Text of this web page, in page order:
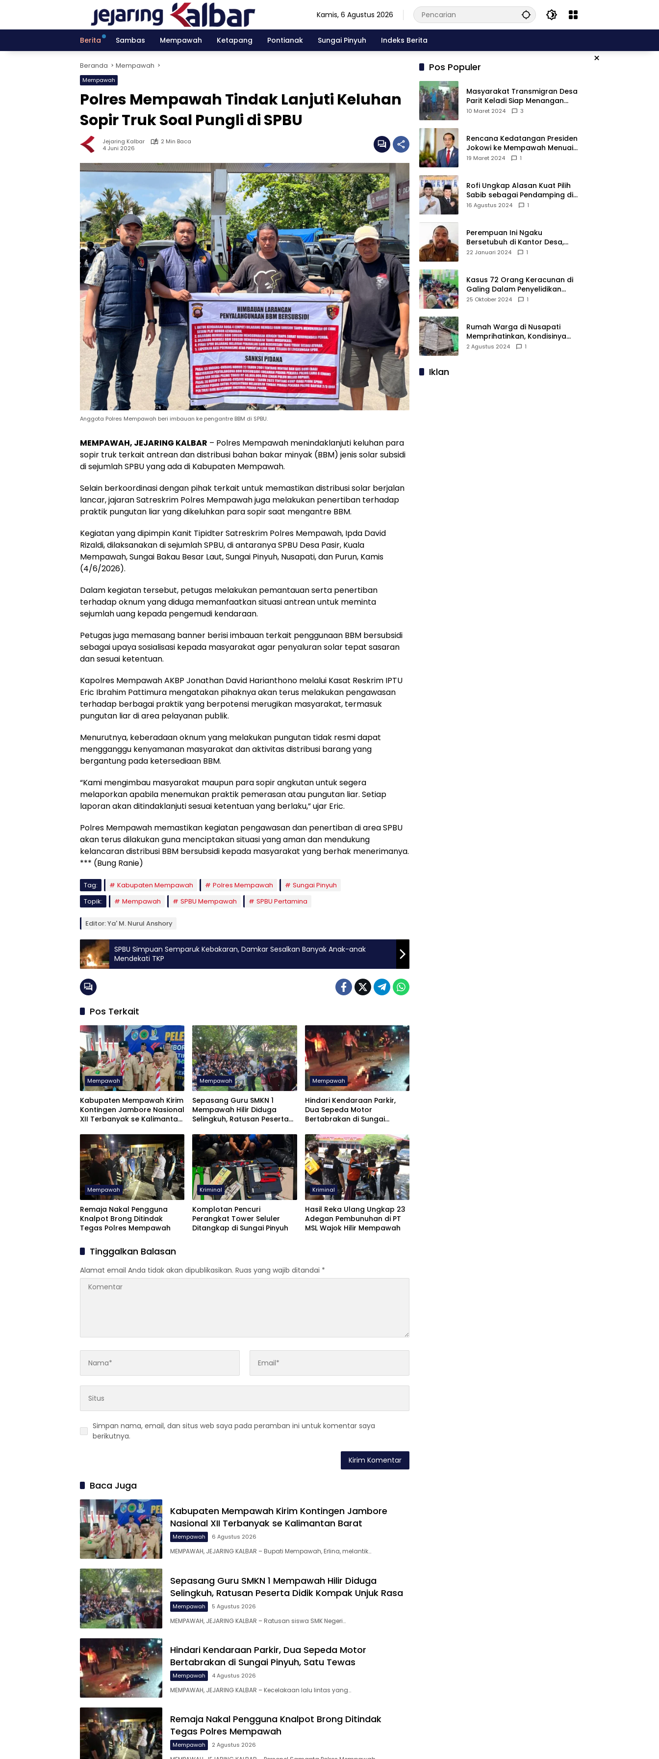
Kamis, 6 Agustus 2026
Berita Sambas Mempawah Ketapang Pontianak Sungai Pinyuh Indeks Berita
×
Beranda Mempawah
Mempawah
Polres Mempawah Tindak Lanjuti Keluhan
Sopir Truk Soal Pungli di SPBU
Jejaring Kalbar
2 Min Baca
4 Juni 2026
Anggota Polres Mempawah beri imbauan ke pengantre BBM di SPBU.
MEMPAWAH, JEJARING KALBAR – Polres Mempawah menindaklanjuti keluhan para
sopir truk terkait antrean dan distribusi bahan bakar minyak (BBM) jenis solar subsidi
di sejumlah SPBU yang ada di Kabupaten Mempawah.
Selain berkoordinasi dengan pihak terkait untuk memastikan distribusi solar berjalan
lancar, jajaran Satreskrim Polres Mempawah juga melakukan penertiban terhadap
praktik pungutan liar yang dikeluhkan para sopir saat mengantre BBM.
Kegiatan yang dipimpin Kanit Tipidter Satreskrim Polres Mempawah, Ipda David
Rizaldi, dilaksanakan di sejumlah SPBU, di antaranya SPBU Desa Pasir, Kuala
Mempawah, Sungai Bakau Besar Laut, Sungai Pinyuh, Nusapati, dan Purun, Kamis
(4/6/2026).
Dalam kegiatan tersebut, petugas melakukan pemantauan serta penertiban
terhadap oknum yang diduga memanfaatkan situasi antrean untuk meminta
sejumlah uang kepada pengemudi kendaraan.
Petugas juga memasang banner berisi imbauan terkait penggunaan BBM bersubsidi
sebagai upaya sosialisasi kepada masyarakat agar penyaluran solar tepat sasaran
dan sesuai ketentuan.
Kapolres Mempawah AKBP Jonathan David Harianthono melalui Kasat Reskrim IPTU
Eric Ibrahim Pattimura mengatakan pihaknya akan terus melakukan pengawasan
terhadap berbagai praktik yang berpotensi merugikan masyarakat, termasuk
pungutan liar di area pelayanan publik.
Menurutnya, keberadaan oknum yang melakukan pungutan tidak resmi dapat
mengganggu kenyamanan masyarakat dan aktivitas distribusi barang yang
bergantung pada ketersediaan BBM.
“Kami mengimbau masyarakat maupun para sopir angkutan untuk segera
melaporkan apabila menemukan praktik pemerasan atau pungutan liar. Setiap
laporan akan ditindaklanjuti sesuai ketentuan yang berlaku,” ujar Eric.
Polres Mempawah memastikan kegiatan pengawasan dan penertiban di area SPBU
akan terus dilakukan guna menciptakan situasi yang aman dan mendukung
kelancaran distribusi BBM bersubsidi kepada masyarakat yang berhak menerimanya.
*** (Bung Ranie)
Tag: Kabupaten Mempawah Polres Mempawah
Sungai Pinyuh
Topik:
Mempawah SPBU Mempawah SPBU Pertamina
Editor: Ya' M. Nurul Anshory
SPBU Simpuan Semparuk Kebakaran, Damkar Sesalkan Banyak Anak-anak
Mendekati TKP
Pos Terkait
Mempawah
Kabupaten Mempawah Kirim
Kontingen Jambore Nasional
XII Terbanyak se Kalimantan
Mempawah
Sepasang Guru SMKN 1
Mempawah Hilir Diduga
Selingkuh, Ratusan Peserta
Mempawah
Hindari Kendaraan Parkir,
Dua Sepeda Motor
Bertabrakan di Sungai
Mempawah
Remaja Nakal Pengguna
Knalpot Brong Ditindak
Tegas Polres Mempawah
Kriminal
Komplotan Pencuri
Perangkat Tower Seluler
Ditangkap di Sungai Pinyuh
Kriminal
Hasil Reka Ulang Ungkap 23
Adegan Pembunuhan di PT
MSL Wajok Hilir Mempawah
Tinggalkan Balasan
Alamat email Anda tidak akan dipublikasikan. Ruas yang wajib ditandai *
Simpan nama, email, dan situs web saya pada peramban ini untuk komentar saya
berikutnya.
Baca Juga
Kabupaten Mempawah Kirim Kontingen Jambore
Nasional XII Terbanyak se Kalimantan Barat
Mempawah 6 Agustus 2026
MEMPAWAH, JEJARING KALBAR – Bupati Mempawah, Erlina, melantik…
Sepasang Guru SMKN 1 Mempawah Hilir Diduga
Selingkuh, Ratusan Peserta Didik Kompak Unjuk Rasa
Mempawah 5 Agustus 2026
MEMPAWAH, JEJARING KALBAR – Ratusan siswa SMK Negeri…
Hindari Kendaraan Parkir, Dua Sepeda Motor
Bertabrakan di Sungai Pinyuh, Satu Tewas
Mempawah 4 Agustus 2026
MEMPAWAH, JEJARING KALBAR – Kecelakaan lalu lintas yang…
Remaja Nakal Pengguna Knalpot Brong Ditindak
Tegas Polres Mempawah
Mempawah 2 Agustus 2026
Pos Populer
Masyarakat Transmigran Desa
Parit Keladi Siap Menangan
Fauzan-Mirza di Pilkada Kubu
10 Maret 2024 3
Rencana Kedatangan Presiden
Jokowi ke Mempawah Menuai
Pro Kontra, Apa Sebabnya?
19 Maret 2024 1
Rofi Ungkap Alasan Kuat Pilih
Sabib sebagai Pendamping di
Pilkada Sambas
16 Agustus 2024 1
Perempuan Ini Ngaku
Bersetubuh di Kantor Desa,
Kades Pasir Panjang
22 Januari 2024 1
Kasus 72 Orang Keracunan di
Galing Dalam Penyelidikan
Polres Sambas
25 Oktober 2024 1
Rumah Warga di Nusapati
Memprihatinkan, Kondisinya
Nyaris Roboh dan Tidak Layak
2 Agustus 2024 1
Iklan